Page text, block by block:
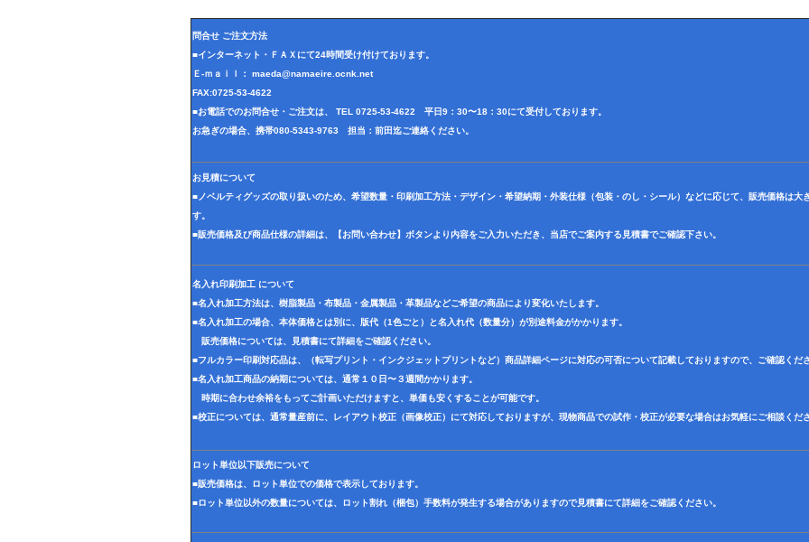
問合せ ご注文方法
■インターネット・ＦＡＸにて24時間受け付けております。
Ｅ-ｍａｉｌ： maeda@namaeire.ocnk.net
FAX:0725-53-4622
■お電話でのお問合せ・ご注文は、 TEL 0725-53-4622 平日9：30〜18：30にて受付しております。
お急ぎの場合、携帯080-5343-9763 担当：前田迄ご連絡ください。
お見積について
■ノベルティグッズの取り扱いのため、希望数量・印刷加工方法・デザイン・希望納期・外装仕様（包装・のし・シール）などに応じて、販売価格は大
す。
■販売価格及び商品仕様の詳細は、【お問い合わせ】ボタンより内容をご入力いただき、当店でご案内する見積書でご確認下さい。
名入れ印刷加工 について
■名入れ加工方法は、樹脂製品・布製品・金属製品・革製品などご希望の商品により変化いたします。
■名入れ加工の場合、本体価格とは別に、版代（1色ごと）と名入れ代（数量分）が別途料金がかかります。
販売価格については、見積書にて詳細をご確認ください。
■フルカラー印刷対応品は、（転写プリント・インクジェットプリントなど）商品詳細ページに対応の可否について記載しておりますので、ご確認くださ
■名入れ加工商品の納期については、通常１０日〜３週間かかります。
時期に合わせ余裕をもってご計画いただけますと、単価も安くすることが可能です。
■校正については、通常量産前に、レイアウト校正（画像校正）にて対応しておりますが、現物商品での試作・校正が必要な場合はお気軽にご相談くださ
ロット単位以下販売について
■販売価格は、ロット単位での価格で表示しております。
■ロット単位以外の数量については、ロット割れ（梱包）手数料が発生する場合がありますので見積書にて詳細をご確認ください。